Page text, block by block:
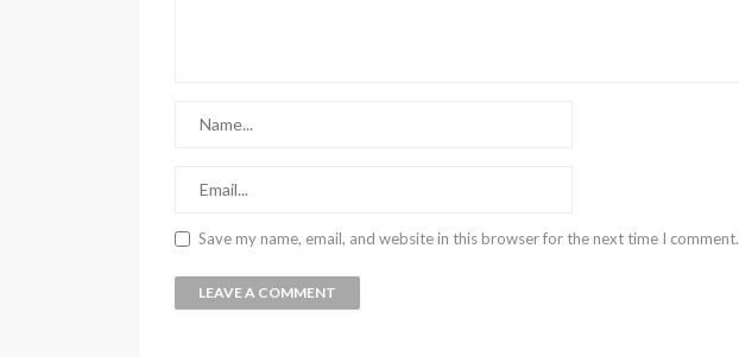
Save my name, email, and website in this browser for the next time I comment.